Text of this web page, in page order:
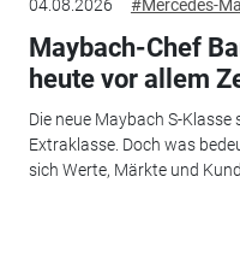
04.08.2026 #Mercedes-
Maybach-Chef
heute vor allem
Die neue Maybach S-
Extraklasse. Doch was
sich Werte, Märkte und